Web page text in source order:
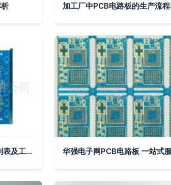
加工厂中PCB电路板的生产流
深圳市惠泰尔电子科技 PCB电路板产品列表及工艺特色